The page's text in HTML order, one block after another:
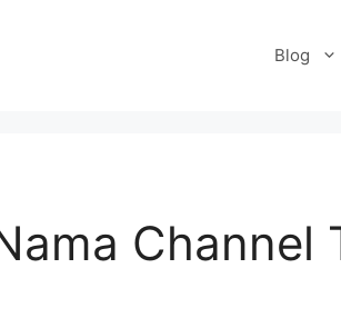
Blog
Channel